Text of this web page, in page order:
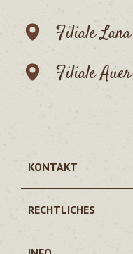
Filiale Lana
Filiale Auer
KONTAKT
RECHTLICHES